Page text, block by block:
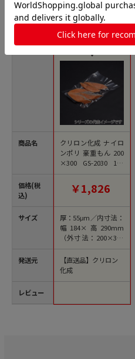
ナイロンポリ 三方袋 ノン
商品名
価格(税
込)
サイズ
発送元
レビュー
クリロン化成 ナイロ
ンポリ 豪重もん 200
×300 GS-2030 100
枚/袋（ご注文単位20
￥1,826
厚：55μm／内寸法：
幅184×高290mm
（外寸法：200×300
mm）
【直送品】クリロン
化成